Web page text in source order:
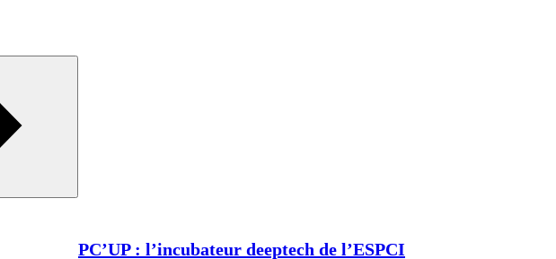
PC’UP : l’incubateur deeptech de l’ESPCI